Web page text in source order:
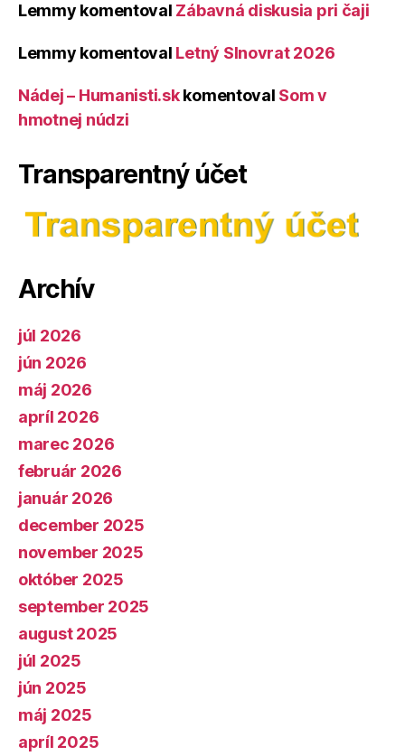
Lemmy komentoval Zábavná diskusia pri čaji
Lemmy komentoval Letný Slnovrat 2026
Nádej – Humanisti.skkomentoval Som v
hmotnej núdzi
Transparentný účet
Archív
júl 2026
jún 2026
máj 2026
apríl 2026
marec 2026
február 2026
január 2026
december 2025
november 2025
október 2025
september 2025
august 2025
júl 2025
jún 2025
máj 2025
apríl 2025